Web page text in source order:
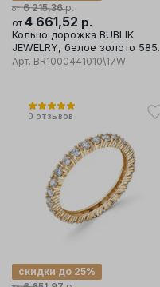
от 6 215,36р.
от 4 661,52 р.
Кольцо дорожка BUBLIK
JEWELRY, белое золото 585
проба, вставка бриллиант
Арт. BR1000441010\17W
0 отзывов
скидки до 25%